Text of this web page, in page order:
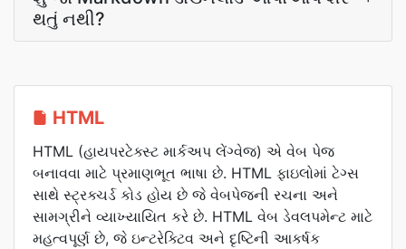
થતું નથી?
HTML
HTML (હાયપરટેક્સ્ટ માર્કઅપ લેંગ્વેજ) એ વેબ પેજ
બનાવવા માટે પ્રમાણભૂત ભાષા છે. HTML ફાઇલોમાં ટેગ્સ
સાથે સ્ટ્રક્ચર્ડ કોડ હોય છે જે વેબપેજની રચના અને
સામગ્રીને વ્યાખ્યાયિત કરે છે. HTML વેબ ડેવલપમેન્ટ માટે
મહત્વપૂર્ણ છે, જે ઇન્ટરેક્ટિવ અને દૃષ્ટિની આકર્ષક